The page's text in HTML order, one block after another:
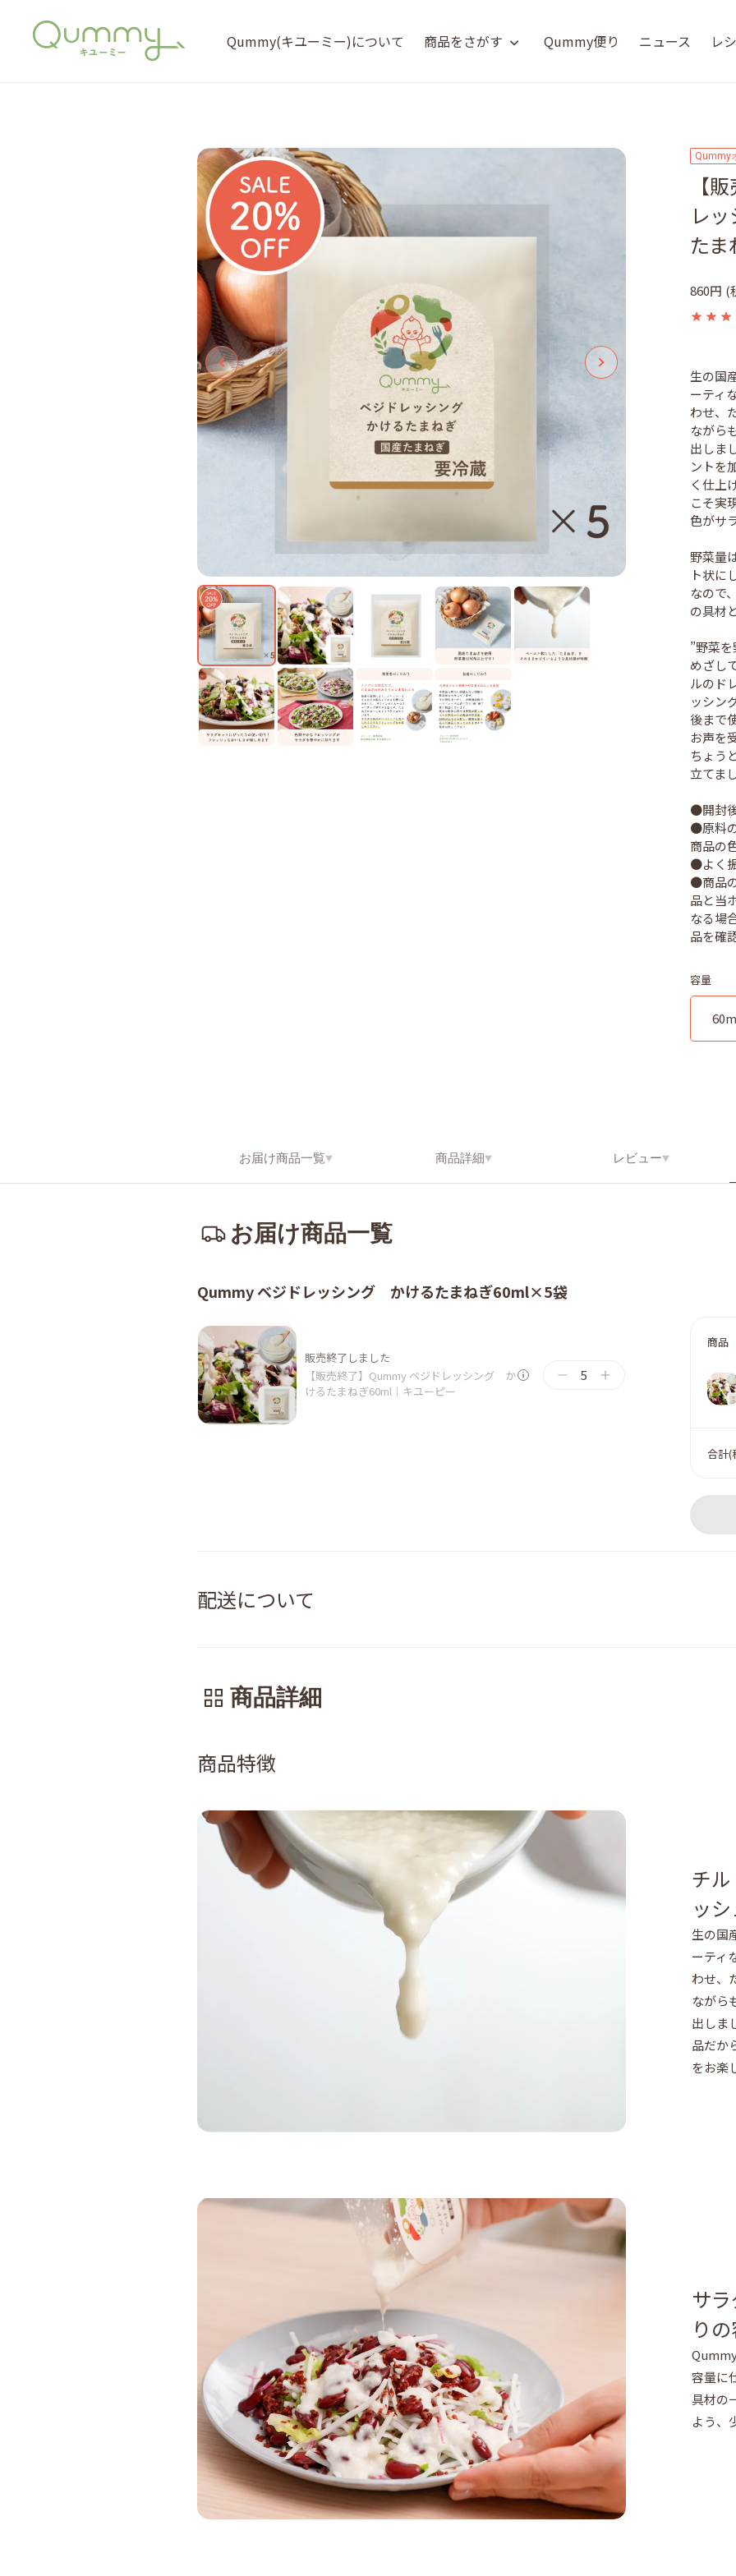
Qummy(キユーミー)について 商品をさがす Qummy便り ニュース レ
Qummy
【
レ
た
860円 (
生の国
ーティ
わせ、
ながら
出しま
ントを
く仕上
こそ実
色がサ
野菜量
ト状に
なので
の具材
”野菜
めざし
ルのド
ッシン
後まで
お声を
ちょう
立てま
●開封
●原料
商品の
●よく
●商品
品と当
なる場
容量
お届け商品一覧 商品詳細 レビュー
お届け商品一覧
Qummy ベジドレッシング かけるたまねぎ60ml×5袋
販売終了しました
【販売終了】Qummy ベジドレッシング か
けるたまねぎ60ml｜キユーピー
5
商品
合計(
配送について
商品詳細
商品特徴
チ
ッ
生の国
ーティ
わせ、
ながら
出しま
品だか
をお楽
サ
り
容量に
具材の
よう、